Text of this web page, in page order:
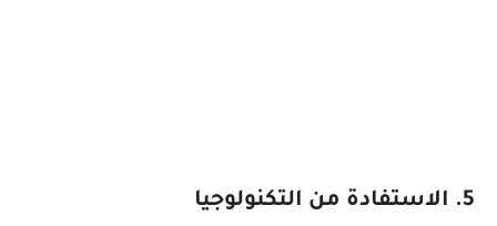
5. الاستفادة من التكنولوجيا